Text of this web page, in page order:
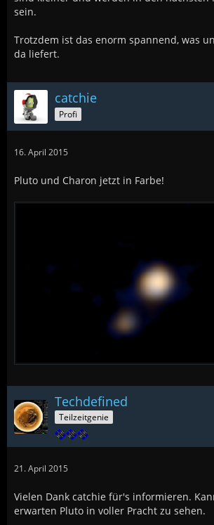
sein.
Trotzdem ist das enorm spannend, was
da liefert.
catchie
Profi
16. April 2015
Pluto und Charon jetzt in Farbe!
Techdefined
Teilzeitgenie
21. April 2015
Vielen Dank catchie für's informieren.
erwarten Pluto in voller Pracht zu sehen.